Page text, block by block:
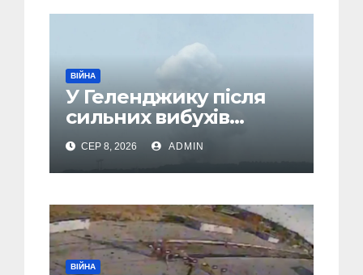
ВІЙНА
У Геленджику після
сильних вибухів
почалася масова
евакуація
СЕР 8, 2026 ADMIN
ВІЙНА